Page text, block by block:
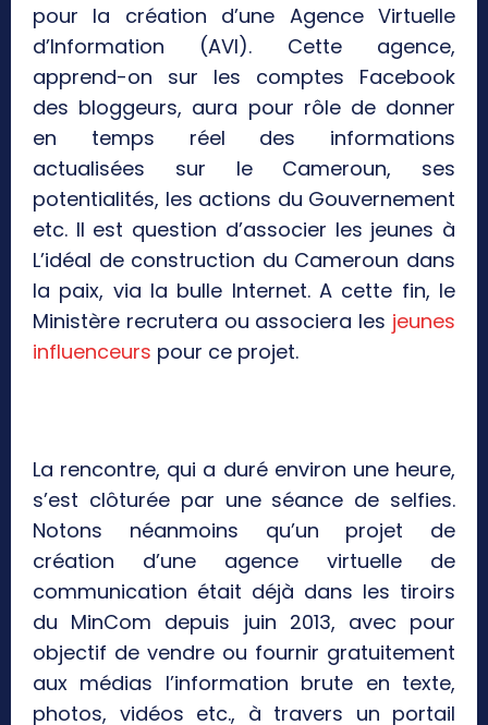
pour la création d’une Agence Virtuelle
d’Information (AVI). Cette agence,
apprend-on sur les comptes Facebook
des bloggeurs, aura pour rôle de donner
en temps réel des informations
actualisées sur le Cameroun, ses
potentialités, les actions du Gouvernement
etc. Il est question d’associer les jeunes à
L’idéal de construction du Cameroun dans
la paix, via la bulle Internet. A cette fin, le
Ministère recrutera ou associera les jeunes
influenceurs pour ce projet.
La rencontre, qui a duré environ une heure,
s’est clôturée par une séance de selfies.
Notons néanmoins qu’un projet de
création d’une agence virtuelle de
communication était déjà dans les tiroirs
du MinCom depuis juin 2013, avec pour
objectif de vendre ou fournir gratuitement
aux médias l’information brute en texte,
photos, vidéos etc., à travers un portail